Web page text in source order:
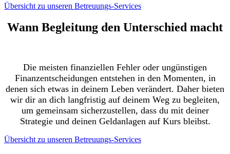
Übersicht zu unseren Betreuungs-Services
Wann Begleitung den Unterschied macht
Die meisten finanziellen Fehler oder ungünstigen
Finanzentscheidungen entstehen in den Momenten, in
denen sich etwas in deinem Leben verändert. Daher bieten
wir dir an dich langfristig auf deinem Weg zu begleiten,
um gemeinsam sicherzustellen, dass du mit deiner
Strategie und deinen Geldanlagen auf Kurs bleibst.
Übersicht zu unseren Betreuungs-Services